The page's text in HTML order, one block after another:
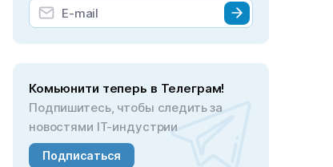
Комьюнити теперь в Телеграм!
Подпишитесь, чтобы следить за
новостями IT-индустрии
Подписаться